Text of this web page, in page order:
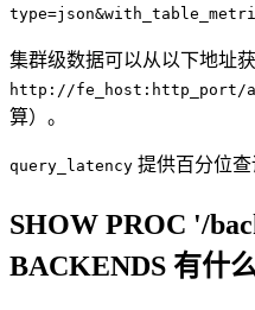
集群级数据可以从以下地址获
http://fe_host:http_port/
算）。
query_latency 提供百分位查
SHOW PROC '/
BACKENDS 有什